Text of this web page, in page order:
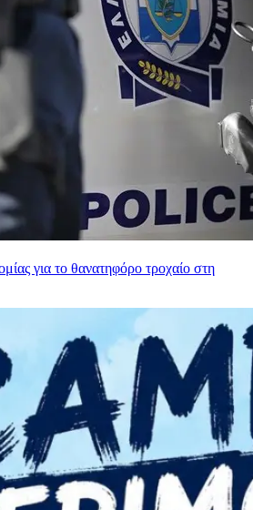
για το θανατηφόρο τροχαίο στη